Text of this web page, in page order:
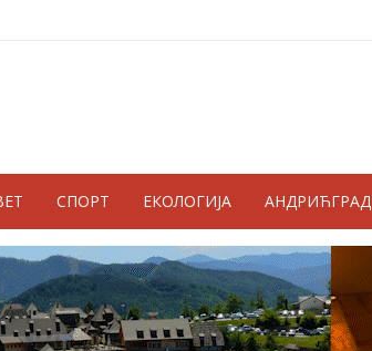
СПОРТ ЕКОЛОГИЈА АНДРИЋГРАД